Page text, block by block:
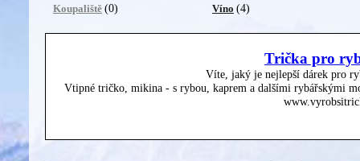
Koupaliště (0) Víno (4)
Trička pro
Víte, jaký je nejlepší dárek pro
Vtipné tričko, mikina - s rybou, kaprem a dalšími rybářskými